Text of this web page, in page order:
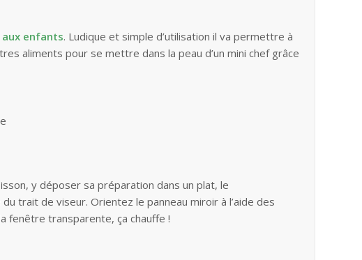
enfants. Ludique et simple d’utilisation il va permettre à
aliments pour se mettre dans la peau d’un mini chef grâce
y déposer sa préparation dans un plat, le
trait de viseur. Orientez le panneau miroir à l’aide des
fenêtre transparente, ça chauffe !